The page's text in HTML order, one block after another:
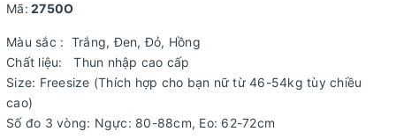
Mã: 2750O
Màu sắc : Trắng, Đen, Đỏ, Hồng
Chất liệu: Thun nhập cao cấp
Size: Freesize (Thích hợp cho bạn nữ từ 46-54kg tùy chiều
cao)
Số đo 3 vòng: Ngực: 80-88cm, Eo: 62-72cm